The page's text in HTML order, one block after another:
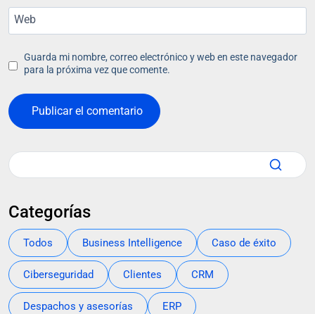
Web
Guarda mi nombre, correo electrónico y web en este navegador
para la próxima vez que comente.
Categorías
Todos Business Intelligence Caso de éxito
Ciberseguridad Clientes CRM
Despachos y asesorías ERP